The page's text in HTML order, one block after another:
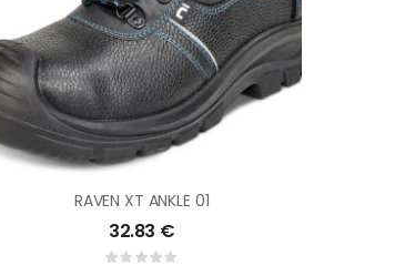
RAVEN XT ANKLE 01
32.83 €